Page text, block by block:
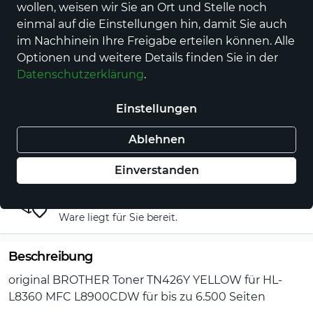
wollen, weisen wir Sie an Ort und Stelle noch
einmal auf die Einstellungen hin, damit Sie auch
im Nachhinein Ihre Freigabe erteilen können. Alle
Optionen und weitere Details finden Sie in der
Datenschutzerklärung.
Einstellungen
Ablehnen
Einverstanden
In den Warenkorb
Auf Lager - sofort versandfertig!
Haben Sie eine Frage zum Produkt? Kontaktieren
Deutschlandweite Lieferung
Kostenlose Lieferung 2-3 Werktage
Ware liegt für Sie bereit.
Beschreibung
original BROTHER Toner TN426Y YELLOW für HL-
L8360 MFC L8900CDW für bis zu 6.500 Seiten